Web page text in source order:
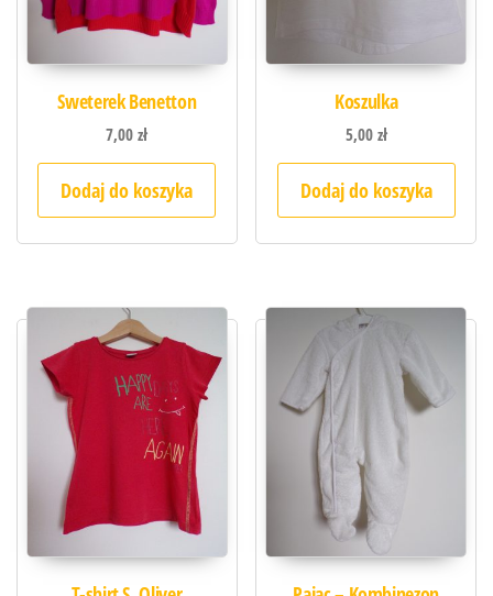
Sweterek Benetton
7,00zł
Dodaj do koszyka
Koszulka
5,00zł
Dodaj do koszyka